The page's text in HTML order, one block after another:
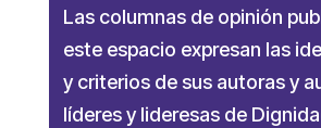
Las columnas de opinión
este espacio expresan las
y criterios de sus autoras y
líderes y lideresas de